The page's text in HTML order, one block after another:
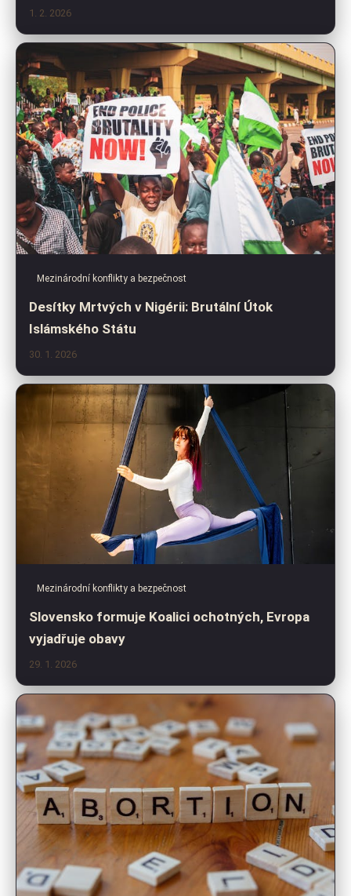
1. 2. 2026
Mezinárodní konflikty a bezpečnost
Desítky Mrtvých v Nigérii: Brutální Útok
Islámského Státu
30. 1. 2026
Mezinárodní konflikty a bezpečnost
Slovensko formuje Koalici ochotných, Evropa
vyjadřuje obavy
29. 1. 2026